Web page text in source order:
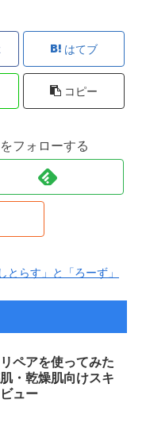
はてブ
コピー
フォローする
とらす」と「ろーず」
ペアを使ってみた
・乾燥肌向けスキ
ュー